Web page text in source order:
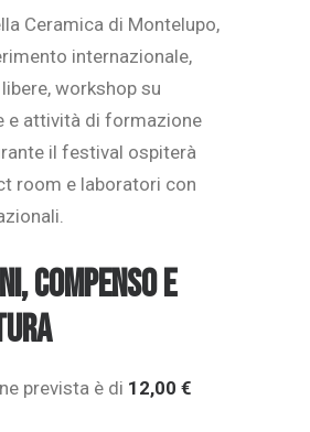
Ceramica di Montelupo,
internazionale,
workshop su
e attività di formazione
il festival ospiterà
room e laboratori con
compenso e
prevista è di 12,00 €